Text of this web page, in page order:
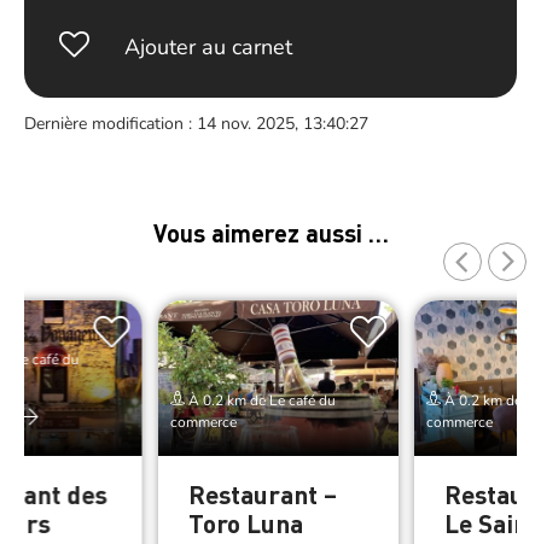
Ajouter au carnet
Dernière modification : 14 nov. 2025, 13:40:27
Vous aimerez aussi …
Le café du
des
À 0.2 km de Le café du
commerce
Restaurant –
Toro Luna
À 0.2 km de
commerce
Le